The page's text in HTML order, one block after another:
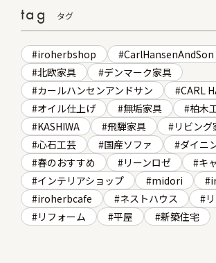
tag タグ
iroherbshop CarlHansenAndSon
北欧家具
デンマーク家具
カールハンセンアンドサン
CARL
オイル仕上げ
無垢家具
柏木
KASHIWA
飛騨家具
リビング
心石工芸
国産ソファ
ダイニ
春のおすすめ
リーンロゼ
キ
インテリアショップ
midori
iroherbcafe
ネストハウス
リフォーム
平屋
新築住宅